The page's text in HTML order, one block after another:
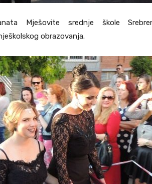
Mješovite srednje škole
obrazovanja.